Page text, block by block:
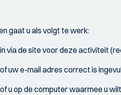
gaat u als volgt te werk:
via de site voor deze activiteit
uw e-mail adres correct is
u op de computer waarmee u